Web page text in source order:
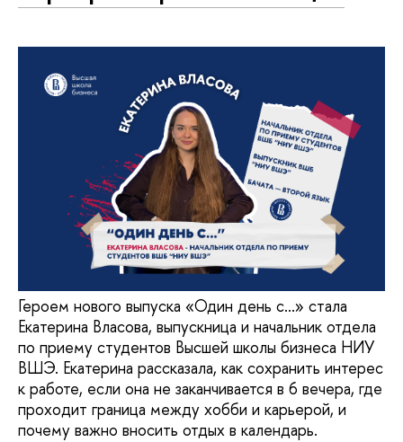
Героем нового выпуска «Один день с...» стала
Екатерина Власова, выпускница и начальник отдела
по приему студентов Высшей школы бизнеса НИУ
ВШЭ. Екатерина рассказала, как сохранить интерес
к работе, если она не заканчивается в 6 вечера, где
проходит граница между хобби и карьерой, и
почему важно вносить отдых в календарь.